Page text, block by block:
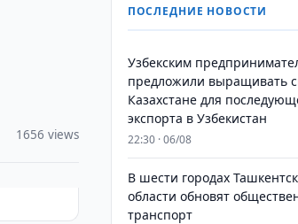
1656 views
ПОСЛЕДНИЕ НОВОСТИ
Узбекским
предложили выращивать
Казахстане для
экспорта в Узбекистан
22:30 · 06/08
В шести городах
области обновят
транспорт